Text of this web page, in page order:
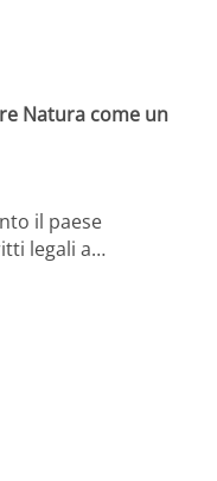
Natura come un
il paese
legali a…